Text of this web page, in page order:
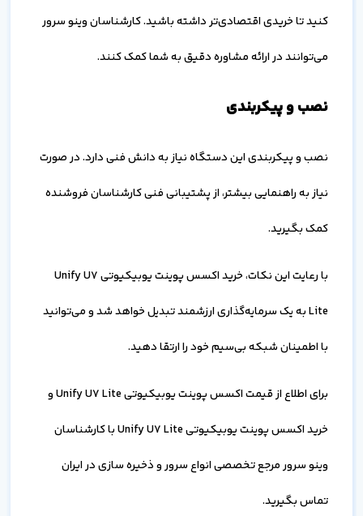
کنید تا خریدی اقتصادی‌تر داشته باشید. کارشناسان وینو سرور
می‌توانند در ارائه مشاوره دقیق به شما کمک کنند.
نصب و پیکربندی
نصب و پیکربندی این دستگاه نیاز به دانش فنی دارد. در صورت
نیاز به راهنمایی بیشتر، از پشتیبانی فنی کارشناسان فروشنده
کمک بگیرید.
با رعایت این نکات، خرید اکسس پوینت یوبیکیوتی Unify U7
Lite به یک سرمایه‌گذاری ارزشمند تبدیل خواهد شد و می‌توانید
با اطمینان شبکه بی‌سیم خود را ارتقا دهید.
برای اطلاع از قیمت اکسس پوینت یوبیکیوتی Unify U7 Lite و
خرید اکسس پوینت یوبیکیوتی Unify U7 Lite با کارشناسان
وینو سرور مرجع تخصصی انواع سرور و ذخیره سازی در ایران
تماس بگیرید.